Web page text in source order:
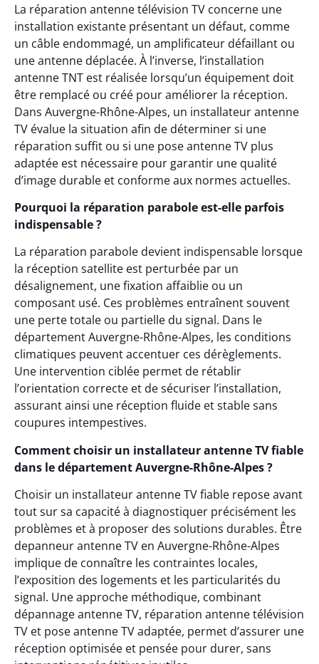
La réparation antenne télévision TV concerne une
installation existante présentant un défaut, comme
un câble endommagé, un amplificateur défaillant ou
une antenne déplacée. À l’inverse, l’installation
antenne TNT est réalisée lorsqu’un équipement doit
être remplacé ou créé pour améliorer la réception.
Dans Auvergne-Rhône-Alpes, un installateur antenne
TV évalue la situation afin de déterminer si une
réparation suffit ou si une pose antenne TV plus
adaptée est nécessaire pour garantir une qualité
d’image durable et conforme aux normes actuelles.
Pourquoi la réparation parabole est-elle parfois
indispensable ?
La réparation parabole devient indispensable lorsque
la réception satellite est perturbée par un
désalignement, une fixation affaiblie ou un
composant usé. Ces problèmes entraînent souvent
une perte totale ou partielle du signal. Dans le
département Auvergne-Rhône-Alpes, les conditions
climatiques peuvent accentuer ces dérèglements.
Une intervention ciblée permet de rétablir
l’orientation correcte et de sécuriser l’installation,
assurant ainsi une réception fluide et stable sans
coupures intempestives.
Comment choisir un installateur antenne TV fiable
dans le département Auvergne-Rhône-Alpes ?
Choisir un installateur antenne TV fiable repose avant
tout sur sa capacité à diagnostiquer précisément les
problèmes et à proposer des solutions durables. Être
depanneur antenne TV en Auvergne-Rhône-Alpes
implique de connaître les contraintes locales,
l’exposition des logements et les particularités du
signal. Une approche méthodique, combinant
dépannage antenne TV, réparation antenne télévision
TV et pose antenne TV adaptée, permet d’assurer une
réception optimisée et pensée pour durer, sans